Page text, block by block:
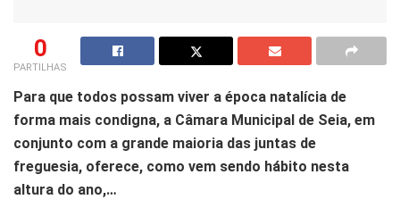
0
PARTILHAS
Para que todos possam viver a época natalícia de
forma mais condigna, a Câmara Municipal de Seia, em
conjunto com a grande maioria das juntas de
freguesia, oferece, como vem sendo hábito nesta
altura do ano,…